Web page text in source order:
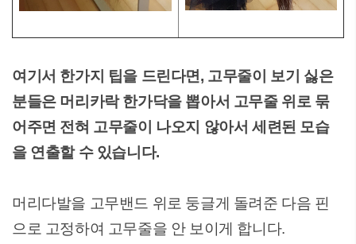
여기서 한가지 팁을 드린다면, 고무줄이 보기 싫은
분들은 머리카락 한가닥을 뽑아서 고무줄 위로 묶
어주면 전혀 고무줄이 나오지 않아서 세련된 모습
을 연출할 수 있습니다.
머리다발을 고무밴드 위로 둥글게 돌려준 다음 핀
으로 고정하여 고무줄을 안 보이게 합니다.